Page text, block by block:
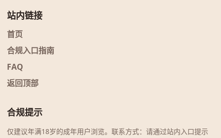
站内链接
首页
合规入口指南
FAQ
返回顶部
合规提示
仅建议年满18岁的成年用户浏览。联系方式：请通过站内入口提示